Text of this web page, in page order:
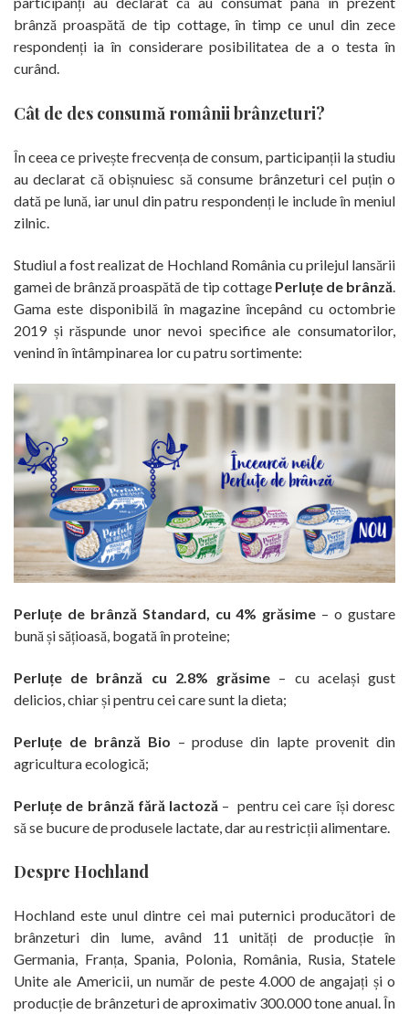
brânză proaspătă de tip cottage, în timp ce unul din zece
respondenți ia în considerare posibilitatea de a o testa în
curând.
Cât de des consumă românii brânzeturi?
În ceea ce privește frecvența de consum, participanții la studiu
au declarat că obișnuiesc să consume brânzeturi cel puțin o
dată pe lună, iar unul din patru respondenți le include în meniul
zilnic.
Studiul a fost realizat de Hochland România cu prilejul lansării
gamei de brânză proaspătă de tip cottage Perluțe de brânză
Gama este disponibilă în magazine începând cu octombrie
2019 și răspunde unor nevoi specifice ale consumatorilor,
venind în întâmpinarea lor cu patru sortimente:
Perluțe de brânză Standard, cu 4% grăsime – o gustare
bună și sățioasă, bogată în proteine;
Perluțe de brânză cu 2.8% grăsime – cu același gust
delicios, chiar și pentru cei care sunt la dieta;
Perluțe de brânză Bio – produse din lapte provenit din
agricultura ecologică;
Perluțe de brânză fără lactoză – pentru cei care își doresc
să se bucure de produsele lactate, dar au restricții alimentare.
Despre Hochland
Hochland este unul dintre cei mai puternici producători de
brânzeturi din lume, având 11 unități de producție în
Germania, Franța, Spania, Polonia, România, Rusia, Statele
Unite ale Americii, un număr de peste 4.000 de angajați și o
producție de brânzeturi de aproximativ 300.000 tone anual. În